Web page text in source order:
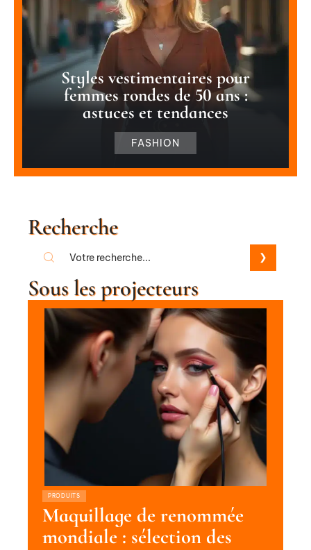
Styles vestimentaires pour
femmes rondes de 50 ans :
astuces et tendances
FASHION
Recherche
Sous les projecteurs
PRODUITS
Maquillage de renommée
mondiale : sélection des